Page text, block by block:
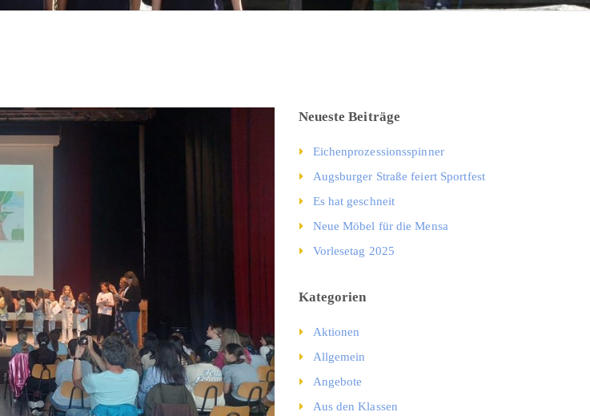
Neueste Beiträge
Eichenprozessionsspinner
Augsburger Straße feiert Sportfest
Es hat geschneit
Neue Möbel für die Mensa
Vorlesetag 2025
Kategorien
Aktionen
Allgemein
Angebote
Aus den Klassen